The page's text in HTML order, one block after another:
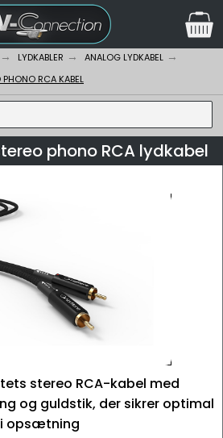
LYDKABLER
ANALOG LYDKABEL
PHONO RCA KABEL
phono RCA lydkabel
stereo RCA-kabel med
og guldstik, der sikrer optimal
opsætning